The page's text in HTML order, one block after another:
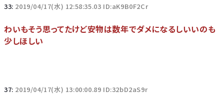
33: 2019/04/17(水) 12:58:35.03 ID:aK9B0F2Cr
わいもそう思ってたけど安物は数年でダメになるしいいのも
少しほしい
37: 2019/04/17(水) 13:00:00.89 ID:32bD2aS9r